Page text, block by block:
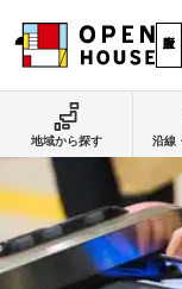
地域から探す 沿線